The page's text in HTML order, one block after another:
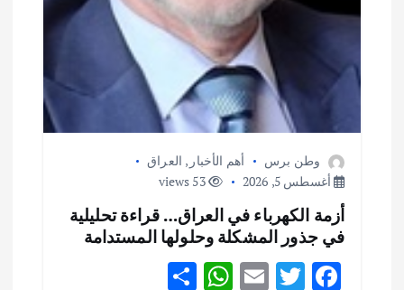
وطن برس أهم الأخبار , العراق
أغسطس 5, 2026
53 views
أزمة الكهرباء في العراق… قراءة تحليلية
في جذور المشكلة وحلولها المستدامة
F
T
E
W
S